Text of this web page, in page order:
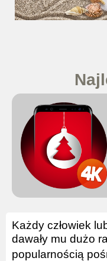
Każdy człowiek
dawały mu dużo
popularnością